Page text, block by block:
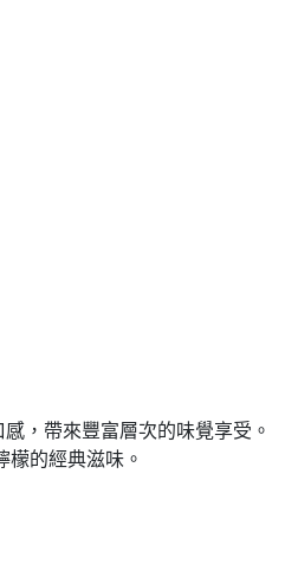
，帶來豐富層次的味覺享受。
的經典滋味。